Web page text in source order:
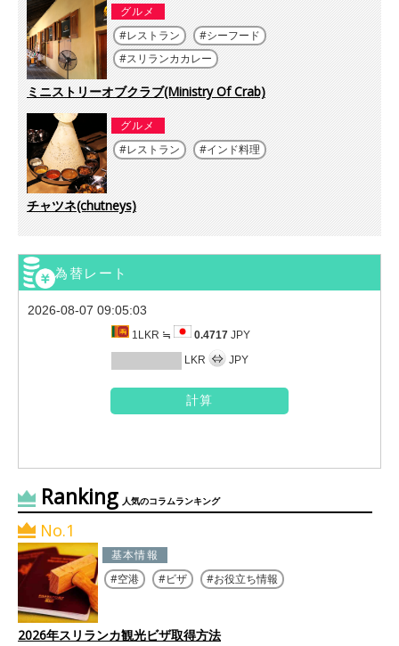
グルメ
レストラン
シーフード
スリランカカレー
ミニストリーオブクラブ(Ministry Of Crab)
グルメ
レストラン
インド料理
チャツネ(chutneys)
為替レート
2026-08-07 09:05:03
1LKR ≒ 0.4717 JPY
LKR JPY
Ranking 人気のコラムランキング
No.1
基本情報
空港
ビザ お役立ち情報
2026年スリランカ観光ビザ取得方法